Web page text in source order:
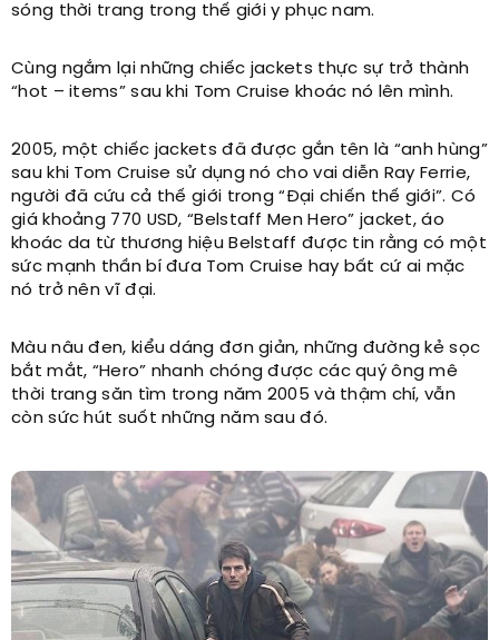
sóng thời trang trong thế giới y phục nam.
Cùng ngắm lại những chiếc jackets thực sự trở thành
“hot – items” sau khi Tom Cruise khoác nó lên mình.
2005, một chiếc jackets đã được gắn tên là “anh hùng”
sau khi Tom Cruise sử dụng nó cho vai diễn Ray Ferrie,
người đã cứu cả thế giới trong “Đại chiến thế giới”. Có
giá khoảng 770 USD, “Belstaff Men Hero” jacket, áo
khoác da từ thương hiệu Belstaff được tin rằng có một
sức mạnh thần bí đưa Tom Cruise hay bất cứ ai mặc
nó trở nên vĩ đại.
Màu nâu đen, kiểu dáng đơn giản, những đường kẻ sọc
bắt mắt, “Hero” nhanh chóng được các quý ông mê
thời trang săn tìm trong năm 2005 và thậm chí, vẫn
còn sức hút suốt những năm sau đó.